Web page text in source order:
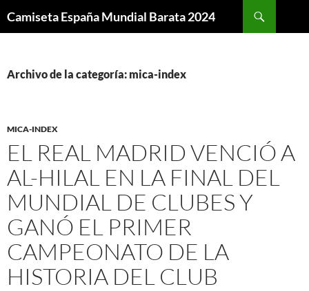
Camiseta España Mundial Barata 2024
Archivo de la categoría: mica-index
MICA-INDEX
EL REAL MADRID VENCIÓ A
AL-HILAL EN LA FINAL DEL
MUNDIAL DE CLUBES Y
GANÓ EL PRIMER
CAMPEONATO DE LA
HISTORIA DEL CLUB